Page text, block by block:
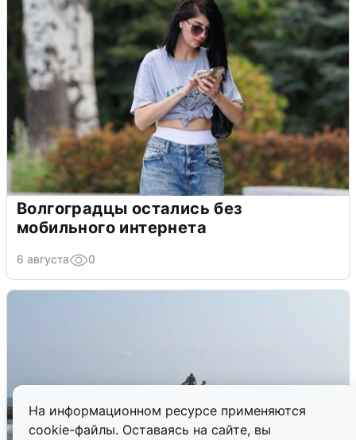
На информационном ресурсе применяются
cookie-файлы. Оставаясь на сайте, вы
Волгоградцы остались без
мобильного интернета
6 августа 0